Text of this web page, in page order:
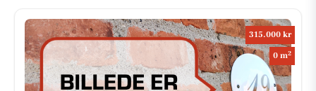
315.000 kr
0 m2